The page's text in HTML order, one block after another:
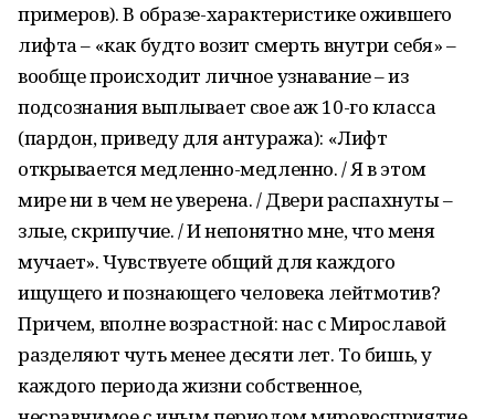
примеров). В образе-характеристике ожившего
лифта – «как будто возит смерть внутри себя» –
вообще происходит личное узнавание – из
подсознания выплывает свое аж 10-го класса
(пардон, приведу для антуража): «Лифт
открывается медленно-медленно. / Я в этом
мире ни в чем не уверена. / Двери распахнуты –
злые, скрипучие. / И непонятно мне, что меня
мучает». Чувствуете общий для каждого
ищущего и познающего человека лейтмотив?
Причем, вполне возрастной: нас с Мирославой
разделяют чуть менее десяти лет. То бишь, у
каждого периода жизни собственное,